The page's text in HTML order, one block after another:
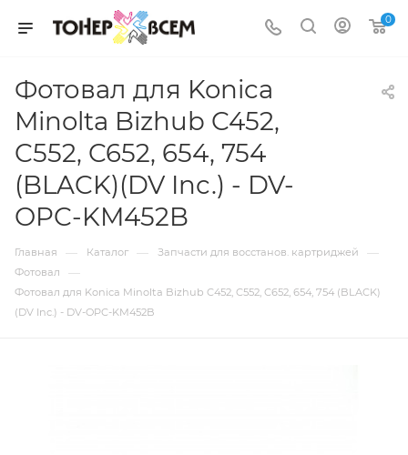
0
Фотовал для Konica
Minolta Bizhub C452,
C552, C652, 654, 754
(BLACK)(DV Inc.) - DV-
OPC-KM452B
Главная — Каталог — Запчасти для восстанов. картриджей —
Фотовал —
Фотовал для Konica Minolta Bizhub C452, C552, C652, 654, 754 (BLACK)
(DV Inc.) - DV-OPC-KM452B